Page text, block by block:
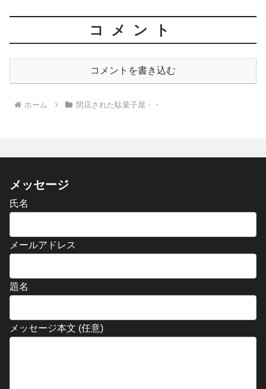
コメント
コメントを書き込む
ホーム 閉店された駄菓子屋・・
メッセージ
氏名
メールアドレス
題名
メッセージ本文 (任意)